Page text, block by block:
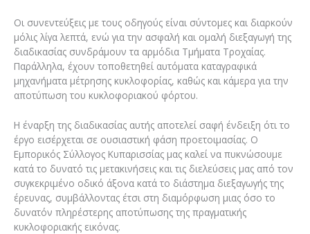
Οι συνεντεύξεις με τους οδηγούς είναι σύντομες και διαρκούν
μόλις λίγα λεπτά, ενώ για την ασφαλή και ομαλή διεξαγωγή της
διαδικασίας συνδράμουν τα αρμόδια Τμήματα Τροχαίας.
Παράλληλα, έχουν τοποθετηθεί αυτόματα καταγραφικά
μηχανήματα μέτρησης κυκλοφορίας, καθώς και κάμερα για την
αποτύπωση του κυκλοφοριακού φόρτου.
Η έναρξη της διαδικασίας αυτής αποτελεί σαφή ένδειξη ότι το
έργο εισέρχεται σε ουσιαστική φάση προετοιμασίας. O
Εμπορικός Σύλλογος Κυπαρισσίας μας καλεί να πυκνώσουμε
κατά το δυνατό τις μετακινήσεις και τις διελεύσεις μας από τον
συγκεκριμένο οδικό άξονα κατά το διάστημα διεξαγωγής της
έρευνας, συμβάλλοντας έτσι στη διαμόρφωση μιας όσο το
δυνατόν πληρέστερης αποτύπωσης της πραγματικής
κυκλοφοριακής εικόνας.